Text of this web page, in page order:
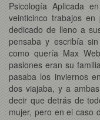
Psicología Aplicada
veinticinco trabajos
dedicado de lleno a
pensaba y escribía
como quería Max
pasiones eran su
pasaba los inviernos
dos viajaba, y a
decir que detrás de
mujer, pero en el caso